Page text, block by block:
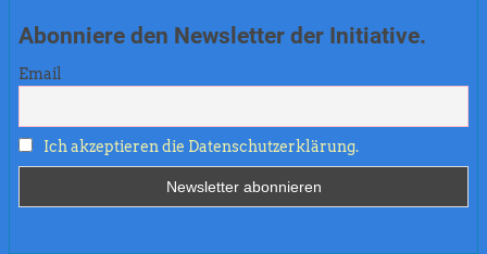
Abonniere den Newsletter der Initiative.
Email
Ich akzeptieren die Datenschutzerklärung.